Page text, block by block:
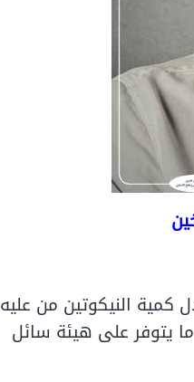
من 30 حتى 50 ملجم، والتي تعادل كمية النيكوتين من عليه
ما يتوفر على هيئة سائل